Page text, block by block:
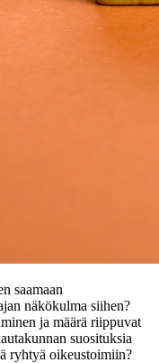
saamaan
näkökulma siihen?
ja määrä riippuvat
suosituksia
ryhtyä oikeustoimiin?